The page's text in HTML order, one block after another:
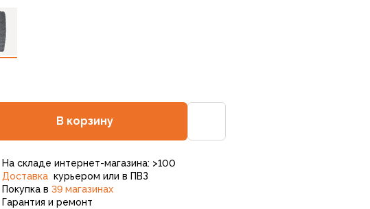
В корзину
На складе интернет-магазина: >100
Доставкакурьером или в ПВЗ
Покупка в 39 магазинах
Гарантия и ремонт